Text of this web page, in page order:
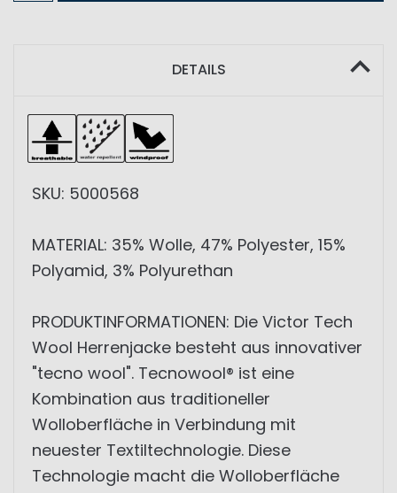
DETAILS
SKU: 5000568
MATERIAL: 35% Wolle, 47% Polyester, 15%
Polyamid, 3% Polyurethan
PRODUKTINFORMATIONEN: Die Victor Tech
Wool Herrenjacke besteht aus innovativer
"tecno wool". Tecnowool® ist eine
Kombination aus traditioneller
Wolloberfläche in Verbindung mit
neuester Textiltechnologie. Diese
Technologie macht die Wolloberfläche